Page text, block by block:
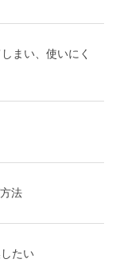
まい、使いにく
法
たい